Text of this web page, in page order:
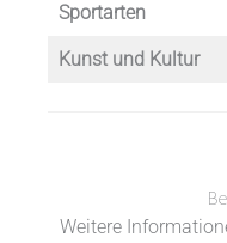
Sportarten
Kunst und Kultur
Weitere